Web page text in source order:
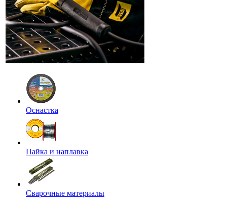
Оснастка
Пайка и наплавка
Сварочные материалы